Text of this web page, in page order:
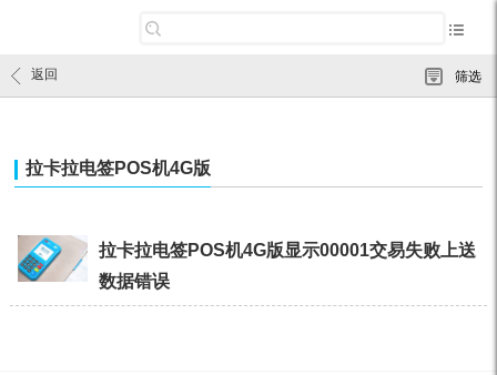
返回 筛选
拉卡拉电签POS机4G版
拉卡拉电签POS机4G版显示00001交易失败上送
数据错误